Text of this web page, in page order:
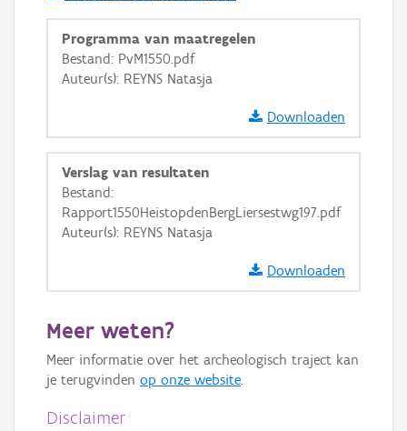
i
+ −
Basis Lagen
Ortho
Programma van maatregelen
Bestand: PvM1550.pdf
Auteur(s): REYNS Natasja
Downloaden
Verslag van resultaten
Bestand:
Rapport1550HeistopdenBergLiersestwg197.pdf
Auteur(s): REYNS Natasja
Downloaden
Meer weten?
Meer informatie over het archeologisch traject kan
je terugvinden op onze website.
Disclaimer